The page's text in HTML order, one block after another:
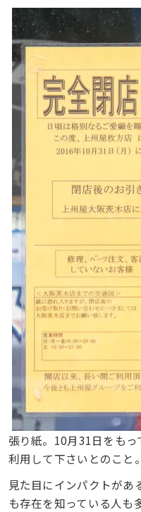
張り紙。10月31日をも
利用して下さいとのこと。
見た目にインパクトがあ
も存在を知っている人も